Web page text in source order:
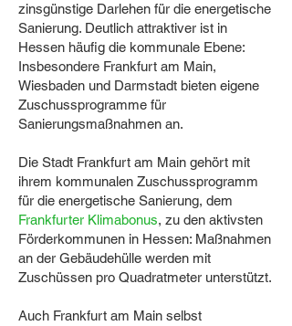
zinsgünstige Darlehen für die energetische
Sanierung. Deutlich attraktiver ist in
Hessen häufig die kommunale Ebene:
Insbesondere Frankfurt am Main,
Wiesbaden und Darmstadt bieten eigene
Zuschussprogramme für
Sanierungsmaßnahmen an.
Die Stadt Frankfurt am Main gehört mit
ihrem kommunalen Zuschussprogramm
für die energetische Sanierung, dem
Frankfurter Klimabonus, zu den aktivsten
Förderkommunen in Hessen: Maßnahmen
an der Gebäudehülle werden mit
Zuschüssen pro Quadratmeter unterstützt.
Auch Frankfurt am Main selbst